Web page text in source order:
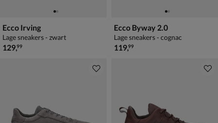
Ecco Irving
Lage sneakers - zwart
€ 129,99
129,99
Ecco Byway 2.0
Lage sneakers - cognac
€ 119,99
119,99